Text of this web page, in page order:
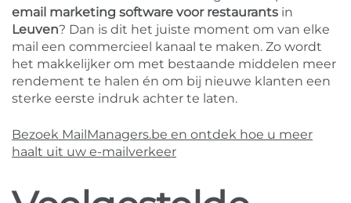
email marketing software voor restaurants in
Leuven? Dan is dit het juiste moment om van elke
mail een commercieel kanaal te maken. Zo wordt
het makkelijker om met bestaande middelen meer
rendement te halen én om bij nieuwe klanten een
sterke eerste indruk achter te laten.
Bezoek MailManagers.be en ontdek hoe u meer
haalt uit uw e-mailverkeer